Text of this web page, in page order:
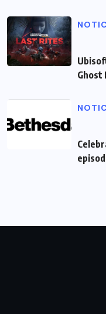
Ghost